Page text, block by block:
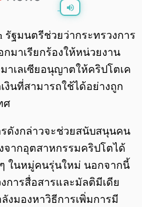
รัฐมนตรีช่วยว่ากระทรวงการ
มาเรียกร้องให้หน่วยงาน
าเลเซียอนุญาตให้คริปโตเค
งินที่สามารถใช้ได้อย่างถูก
ศ
รดังกล่าวจะช่วยสนับสนุนคน
จากอุตสาหกรรมคริปโตได้
ในหมู่คนรุ่นใหม่ นอกจากนี้
การสื่อสารและมัลติมีเดีย
งมองหาวิธีการเพิ่มการมี